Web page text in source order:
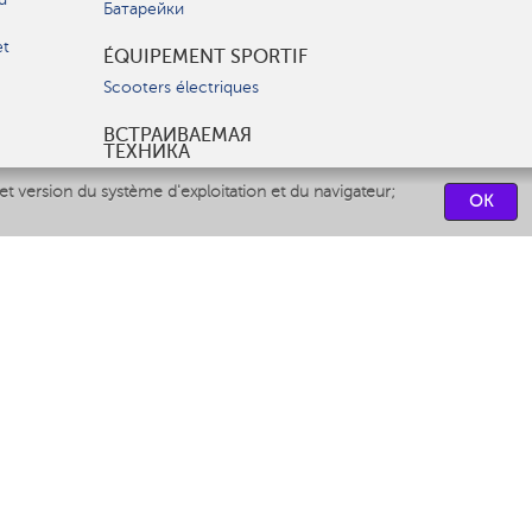
version du système d'exploitation et du navigateur;
OK
Батарейки
ÉQUIPEMENT SPORTIF
Scooters électriques
ВСТРАИВАЕМАЯ
ТЕХНИКА
Вытяжки
Духовые шкафы